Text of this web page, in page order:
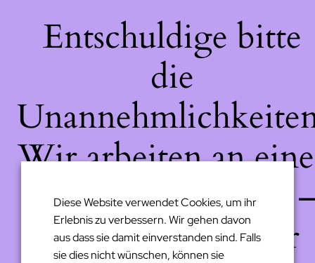
Entschuldige bitte
die
Wir arbeiten an
großartigen Sache
schau bald wieder
Diese Website verwendet Cookies, um ihr
Erlebnis zu verbessern. Wir gehen davon
aus dass sie damit einverstanden sind. Falls
sie dies nicht wünschen, können sie